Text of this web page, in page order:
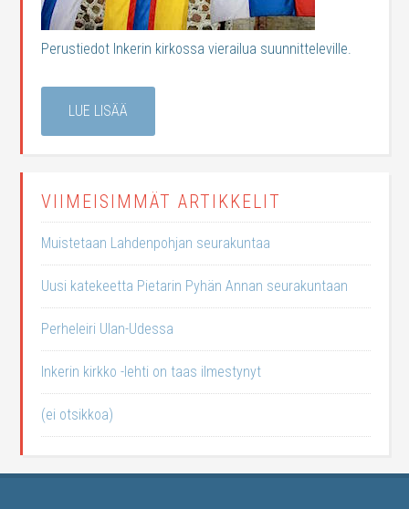
Perustiedot Inkerin kirkossa vierailua suunnitteleville.
LUE LISÄÄ
VIIMEISIMMÄT ARTIKKELIT
Muistetaan Lahdenpohjan seurakuntaa
Uusi katekeetta Pietarin Pyhän Annan seurakuntaan
Perheleiri Ulan-Udessa
Inkerin kirkko -lehti on taas ilmestynyt
(ei otsikkoa)